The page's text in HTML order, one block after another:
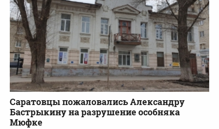
Саратовцы пожаловались Александру
Бастрыкину на разрушение особняка
Мюфке